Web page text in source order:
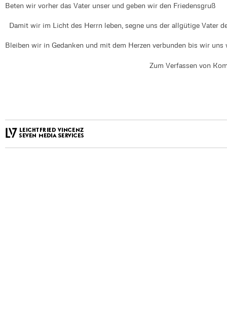
Beten wir vorher das Vater unser und geben wir den Friedensgruß
Damit wir im Licht des Herrn leben, segne uns der allgütige Vater
Bleiben wir in Gedanken und mit dem Herzen verbunden bis wir uns
Zum Verfassen von